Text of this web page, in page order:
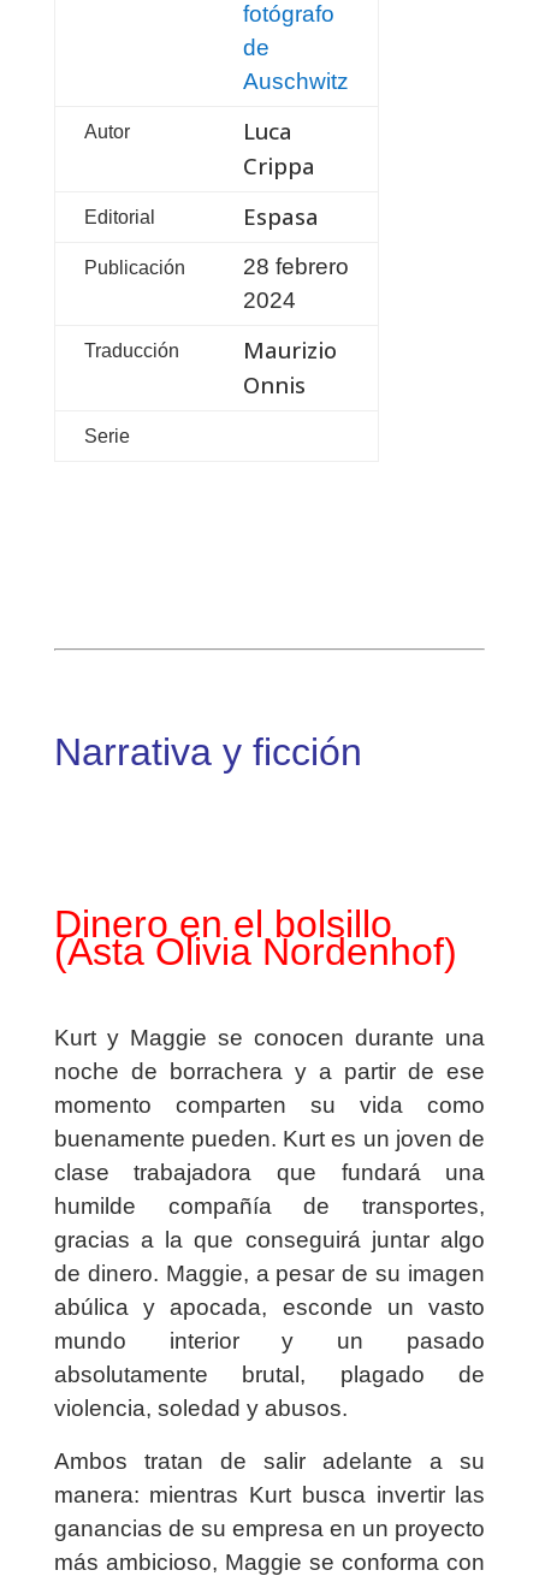
fotógrafo
de
Auschwitz
Autor
Luca
Crippa
Editorial Espasa
Publicación
28 febrero
2024
Traducción
Maurizio
Onnis
Serie
Narrativa y ficción
Dinero en el bolsillo
(Asta Olivia Nordenhof)
Kurt y Maggie se conocen durante una
noche de borrachera y a partir de ese
momento comparten su vida como
buenamente pueden. Kurt es un joven de
clase trabajadora que fundará una
humilde compañía de transportes,
gracias a la que conseguirá juntar algo
de dinero. Maggie, a pesar de su imagen
abúlica y apocada, esconde un vasto
mundo interior y un pasado
absolutamente brutal, plagado de
violencia, soledad y abusos.
Ambos tratan de salir adelante a su
manera: mientras Kurt busca invertir las
ganancias de su empresa en un proyecto
más ambicioso, Maggie se conforma con